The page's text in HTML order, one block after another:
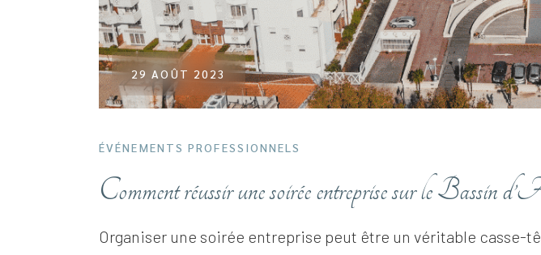
29 AOÛT 2023
ÉVÉNEMENTS PROFESSIONNELS
Comment réussir une soirée entreprise sur le Bassin
Organiser une soirée entreprise peut être un véritable casse-